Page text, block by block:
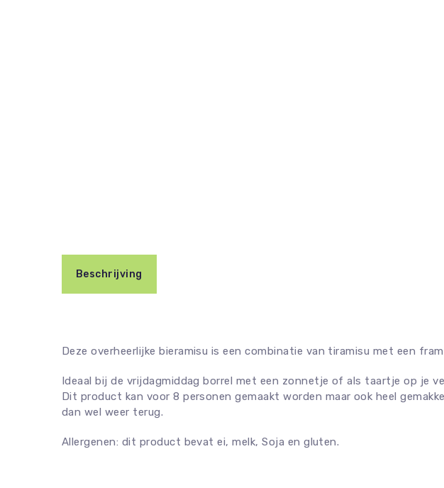
Beschrijving
Deze overheerlijke bieramisu is een combinatie van tiramisu met een
Ideaal bij de vrijdagmiddag borrel met een zonnetje of als taartje op je
Dit product kan voor 8 personen gemaakt worden maar ook heel
dan wel weer terug.
Allergenen: dit product bevat ei, melk, Soja en gluten.